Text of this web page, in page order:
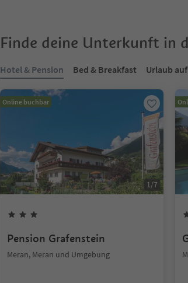
Finde deine Unterkunft in
Hotel & Pension Bed & Breakfast Urlaub
Online buchbar
1/7
Pension Grafenstein
Meran, Meran und Umgebung